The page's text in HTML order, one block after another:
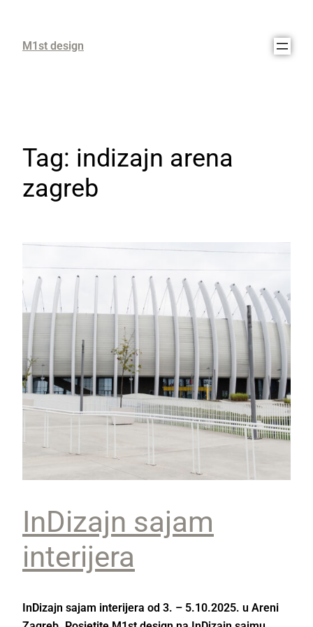
M1st design
Tag: indizajn arena
zagreb
InDizajn sajam
interijera
InDizajn sajam interijera od 3. – 5.10.2025. u Areni